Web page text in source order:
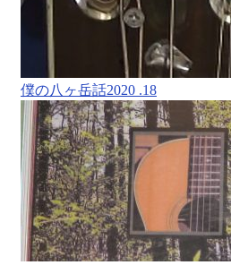
僕の八ヶ岳話2020 .18